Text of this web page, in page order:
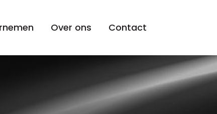
Over ons Contact